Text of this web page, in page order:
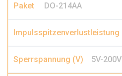
DO-214AA
5V-200V